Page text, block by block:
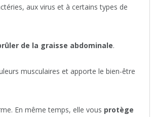
aux virus et à certains types de
de la graisse abdominale.
musculaires et apporte le bien-être
En même temps, elle vous protège